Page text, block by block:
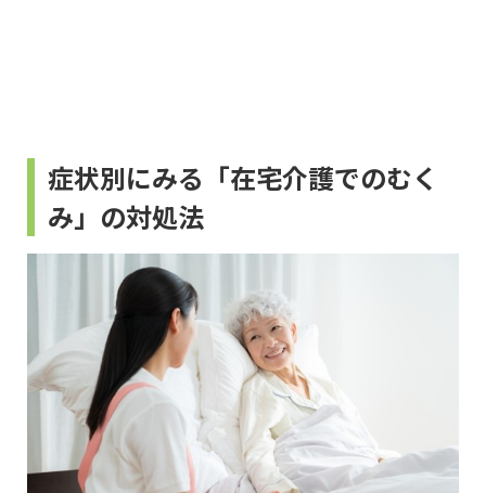
症状別にみる「在宅介護でのむく
み」の対処法